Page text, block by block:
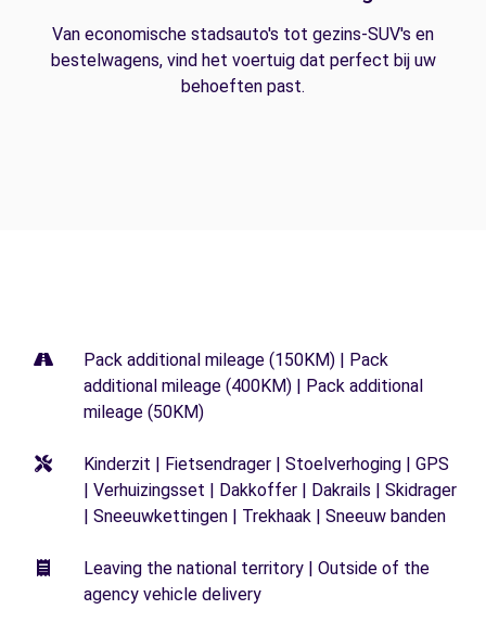
Van economische stadsauto's tot gezins-SUV's en
bestelwagens, vind het voertuig dat perfect bij uw
behoeften past.
Pack additional mileage (150KM) | Pack
additional mileage (400KM) | Pack additional
mileage (50KM)
Kinderzit | Fietsendrager | Stoelverhoging | GPS
| Verhuizingsset | Dakkoffer | Dakrails | Skidrager
| Sneeuwkettingen | Trekhaak | Sneeuw banden
Leaving the national territory | Outside of the
agency vehicle delivery